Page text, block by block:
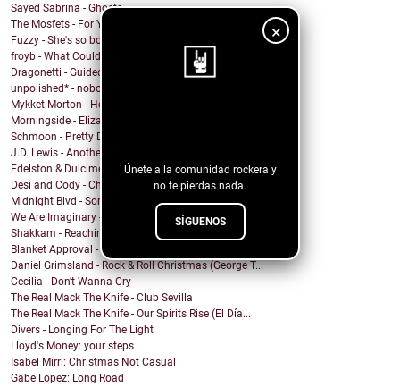
×
Únete a la comunidad rockera y
no te pierdas nada.
SÍGUENOS
Sayed Sabrina - Ghosts
The Mosfets - For You
Fuzzy - She's so bored
froyb - What Could I Do To Deserve You?
Dragonetti - Guided by Stars
unpolished* - nobody knows
Mykket Morton - Home
Morningside - Elizabeth
Schmoon - Pretty Darn Pretty
J.D. Lewis - Another Life
Edelston & Dulcimer - Call Me (Blondie Cover)
Desi and Cody - Chanticleer
Midnight Blvd - Some other day
We Are Imaginary - Pinkish Hue
Shakkam - Reaching the Skies
Blanket Approval - Hot Sweaty Summer
Daniel Grimsland - Rock & Roll Christmas (George T...
Cecilia - Don't Wanna Cry
The Real Mack The Knife - Club Sevilla
The Real Mack The Knife - Our Spirits Rise (El Día...
Divers - Longing For The Light
Lloyd's Money: your steps
Isabel Mirri: Christmas Not Casual
Gabe Lopez: Long Road